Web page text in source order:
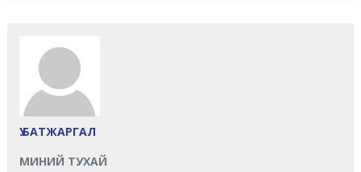
Ү.БАТЖАРГАЛ
МИНИЙ ТУХАЙ